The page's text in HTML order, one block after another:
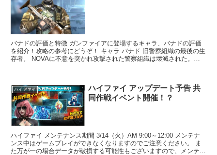
バナドの評価と特徴 ガンファイアに登場するキャラ、バナドの評価
を紹介！攻略の参考にどうぞ！ キャラ バナド 旧警察組織の最後の生
存者。 NOVAに不意を突かれ攻撃された警察組織は壊滅された。今
ハイファイ
ハイファイ アップデート予告 共
同作戦イベント開催！？
ハイファイ メンテナンス期間 3/14（火）AM 9:00～12:00 メンテナ
ンス中はゲームプレイができなくなりますのでご注意ください。 ま
た万が一の場合データが破損する可能性もございますので、メンテナ